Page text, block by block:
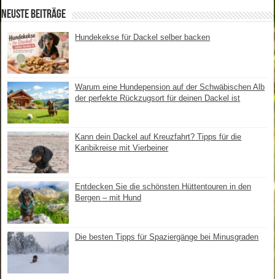
Neuste Beiträge
Hundekekse für Dackel selber backen
Warum eine Hundepension auf der Schwäbischen Alb
der perfekte Rückzugsort für deinen Dackel ist
Kann dein Dackel auf Kreuzfahrt? Tipps für die
Karibikreise mit Vierbeiner
Entdecken Sie die schönsten Hüttentouren in den
Bergen – mit Hund
Die besten Tipps für Spaziergänge bei Minusgraden